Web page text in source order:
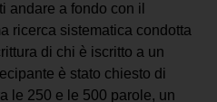
andare a fondo con il
ricerca sistematica condotta
di chi è iscritto a un
è stato chiesto di
le 250 e le 500 parole, un